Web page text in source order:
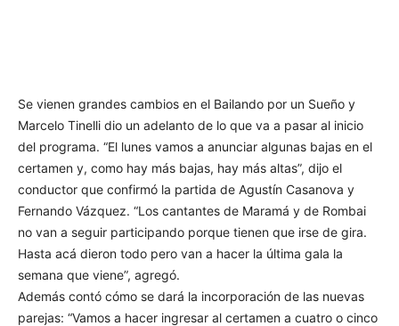
Se vienen grandes cambios en el Bailando por un Sueño y
Marcelo Tinelli dio un adelanto de lo que va a pasar al inicio
del programa. “El lunes vamos a anunciar algunas bajas en el
certamen y, como hay más bajas, hay más altas”, dijo el
conductor que confirmó la partida de Agustín Casanova y
Fernando Vázquez. “Los cantantes de Maramá y de Rombai
no van a seguir participando porque tienen que irse de gira.
Hasta acá dieron todo pero van a hacer la última gala la
semana que viene”, agregó.
Además contó cómo se dará la incorporación de las nuevas
parejas: “Vamos a hacer ingresar al certamen a cuatro o cinco